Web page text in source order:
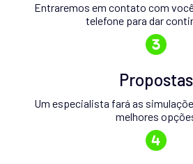
Entraremos em contato com
telefone para dar
Propostas
Um especialista fará as
melhores